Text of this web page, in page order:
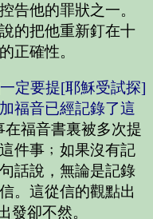
告他的罪狀之一。
的把他重新釘在十
正確性。
一定要提[耶穌受試探]
福音已經記錄了這
福音書裏被多次提
件事﹔如果沒有記
話說，無論是記錄
。這從信的觀點出
發卻不然。